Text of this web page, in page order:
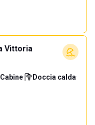
Vittoria
Cabine· Doccia calda·